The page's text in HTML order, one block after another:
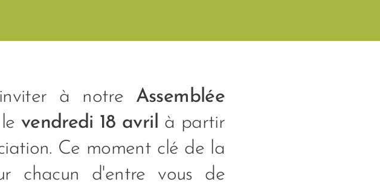
à notre Assemblée
vendredi 18 avril à partir
Ce moment clé de la
chacun d'entre vous de